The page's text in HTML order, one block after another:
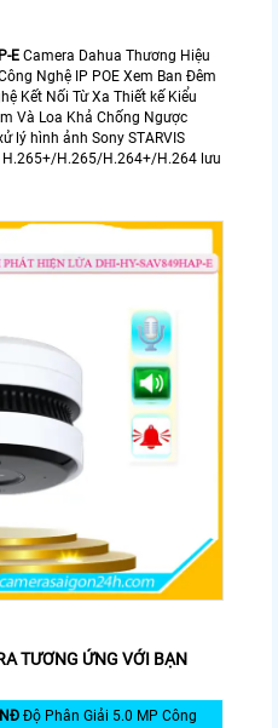
E Camera Dahua Thương Hiệu
Nghệ IP POE Xem Ban Đêm
Kết Nối Từ Xa Thiết kế Kiểu
Và Loa Khả Chống Ngược
lý hình ảnh Sony STARVIS
H.265+/H.265/H.264+/H.264 lưu
TƯƠNG ỨNG VỚI BẠN
Độ Phân Giải 5.0 MP Công